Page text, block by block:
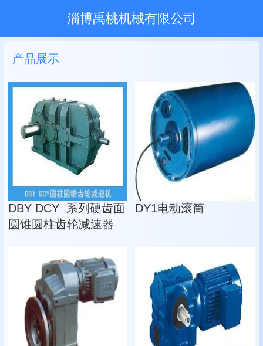
淄博禹桃机械有限公司
产品展示
DBY DCY 系列硬齿面
圆锥圆柱齿轮减速器
DY1电动滚筒